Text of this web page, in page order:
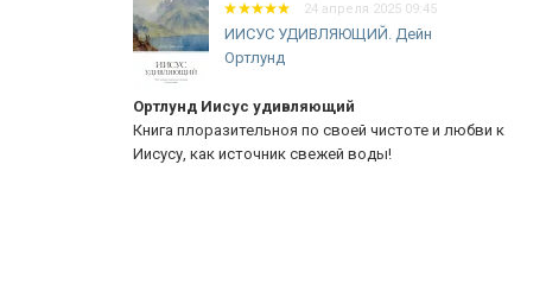
24 апреля 2025 09:45
ИИСУС УДИВЛЯЮЩИЙ. Дейн
Ортлунд
Ортлунд Иисус удивляющий
Книга плоразительноя по своей чистоте и любви к
Иисусу, как источник свежей воды!